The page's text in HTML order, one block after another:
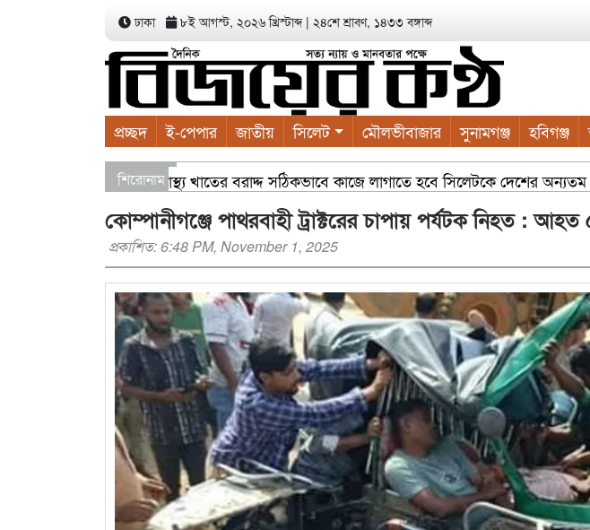
ঢাকা ৮ই আগস্ট, ২০২৬ খ্রিস্টাব্দ| ২৪শে শ্রাবণ, ১৪৩৩ বঙ্গাব্দ
প্রচ্ছদ ই-পেপার জাতীয় সিলেট মৌলভীবাজার সুনামগঞ্জ হবিগঞ্জ
শিরোনাম
সভায় বাণিজ্যমন্ত্রী স্বাস্থ্য খাতের বরাদ্দ সঠিকভাবে কাজে লাগাতে হবে সিলেটকে দেশের অন্যতম
চারা বিতরণ যার যেখানে খালি জায়গা আছে, গাছ লাগান — আব্দুল কাইয়ুম চৌধুরী
কোম্পানীগঞ্জে পাথরবাহী ট্রাক্টরের চাপায় পর্যটক নিহত : আহত
প্রকাশিত: 6:48 PM, November 1, 2025